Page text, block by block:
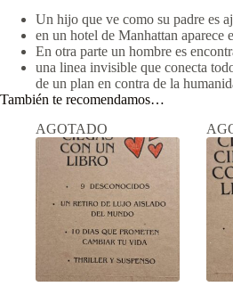
Un hijo que ve como su padre es
en un hotel de Manhattan aparece
En otra parte un hombre es
una linea invisible que conecta
de un plan en contra de la
También te recomendamos…
AGOTADO